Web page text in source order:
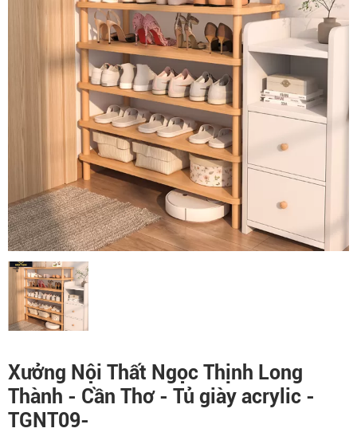
Xưởng Nội Thất Ngọc Thịnh Long
Thành - Cần Thơ - Tủ giày acrylic -
TGNT09-